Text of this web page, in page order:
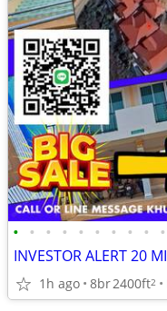
• • • • • • • • • •
1h ago 8br2400ft2